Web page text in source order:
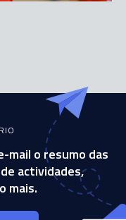
mail o resumo das
actividades,
mais.